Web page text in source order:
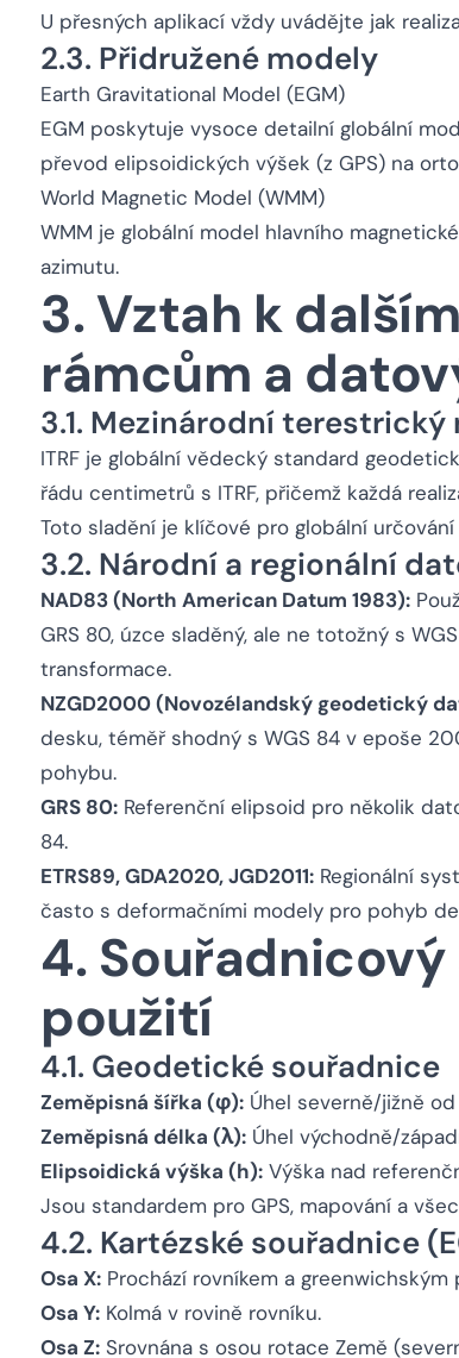
U přesných aplikací vždy uvádějte jak
2.3. Přidružené modely
Earth Gravitational Model (EGM)
EGM poskytuje vysoce detailní globální
převod elipsoidických výšek (z GPS) na
World Magnetic Model (WMM)
WMM je globální model hlavního
azimutu.
3. Vztah k
rámcům a
3.1. Mezinárodní terestrický
ITRF je globální vědecký standard
řádu centimetrů s ITRF, přičemž každá
Toto sladění je klíčové pro globální
3.2. Národní a regionální
NAD83 (North American Datum 1983):
GRS 80, úzce sladěný, ale ne totožný s
transformace.
NZGD2000 (Novozélandský geodetický
desku, téměř shodný s WGS 84 v epoše
pohybu.
GRS 80: Referenční elipsoid pro několik
84.
ETRS89, GDA2020, JGD2011: Regionální
často s deformačními modely pro pohyb
4. Souřadnicový
použití
4.1. Geodetické souřadnice
Zeměpisná šířka (φ): Úhel severně/jižně
Zeměpisná délka (λ): Úhel východně/
Elipsoidická výška (h): Výška nad
Jsou standardem pro GPS, mapování a
4.2. Kartézské souřadnice
Osa X: Prochází rovníkem a greenwichským
Osa Y: Kolmá v rovině rovníku.
Osa Z: Srovnána s osou rotace Země